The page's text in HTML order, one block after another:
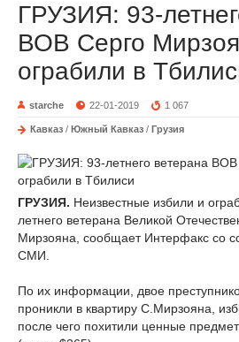
ГРУЗИЯ: 93-
ВОВ Серго
ограбили в
starche 22-01-2019 1 067
Кавказ / Южный Кавказ / Грузия
ГРУЗИЯ. Неизвестные избили и
летнего ветерана Великой
Мирзояна, сообщает Интерфакс со
СМИ.
По их информации, двое
проникли в квартиру С.Мирзояна,
после чего похитили ценные